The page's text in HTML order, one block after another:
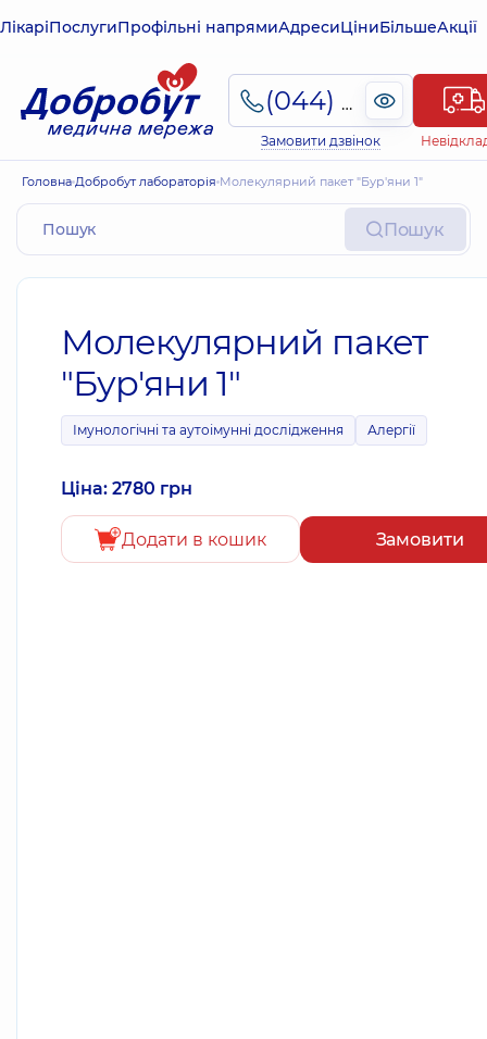
ЛікаріПослугиПрофільні напрямиАдресиЦіниБільшеАкції
(044) 495-2-888
Замовити дзвінок
Головна Добробут лабораторія Молекулярний пакет "Бур'яни 1"
Пошук
Молекулярний пакет
"Бур'яни 1"
Імунологічні та аутоімунні дослідження Алергії
Ціна: 2780 грн
Додати в кошик Замовити